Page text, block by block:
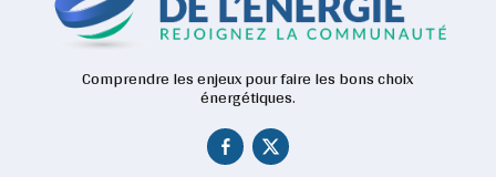
Comprendre les enjeux pour faire les bons choix
énergétiques.